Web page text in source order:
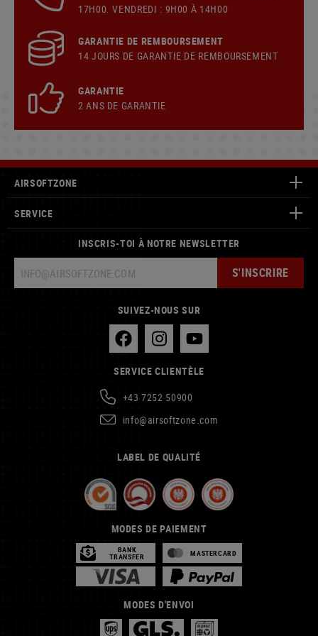
17H00. VENDREDI : 9H00 À 14H00
GARANTIE DE REMBOURSEMENT
14 JOURS DE GARANTIE DE REMBOURSEMENT
GARANTIE
2 ANS DE GARANTIE
AIRSOFTZONE
SERVICE
INSCRIS-TOI À NOTRE NEWSLETTER
S'INSCRIRE
SUIVEZ-NOUS SUR
SERVICE CLIENTÈLE
+43 7252 50900
info@airsoftzone.com
LABEL DE QUALITÉ
MODES DE PAIEMENT
BANK
TRANSFER MASTERCARD
MODES D'ENVOI